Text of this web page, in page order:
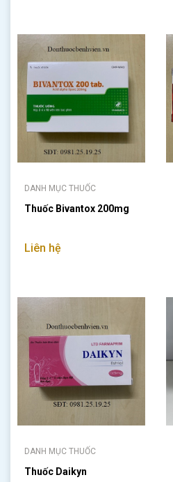
DANH MỤC THUỐC
Thuốc Bivantox 200mg
Liên hệ
DANH MỤC THUỐC
Thuốc Daikyn